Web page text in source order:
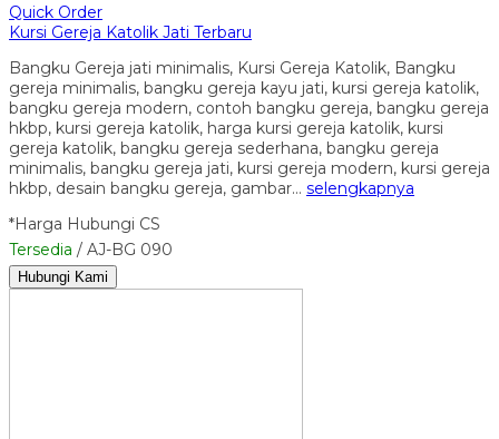
Quick Order
Kursi Gereja Katolik Jati Terbaru
Bangku Gereja jati minimalis, Kursi Gereja Katolik, Bangku
gereja minimalis, bangku gereja kayu jati, kursi gereja katolik,
bangku gereja modern, contoh bangku gereja, bangku gereja
hkbp, kursi gereja katolik, harga kursi gereja katolik, kursi
gereja katolik, bangku gereja sederhana, bangku gereja
minimalis, bangku gereja jati, kursi gereja modern, kursi gereja
hkbp, desain bangku gereja, gambar… selengkapnya
*Harga Hubungi CS
Tersedia / AJ-BG 090
Hubungi Kami